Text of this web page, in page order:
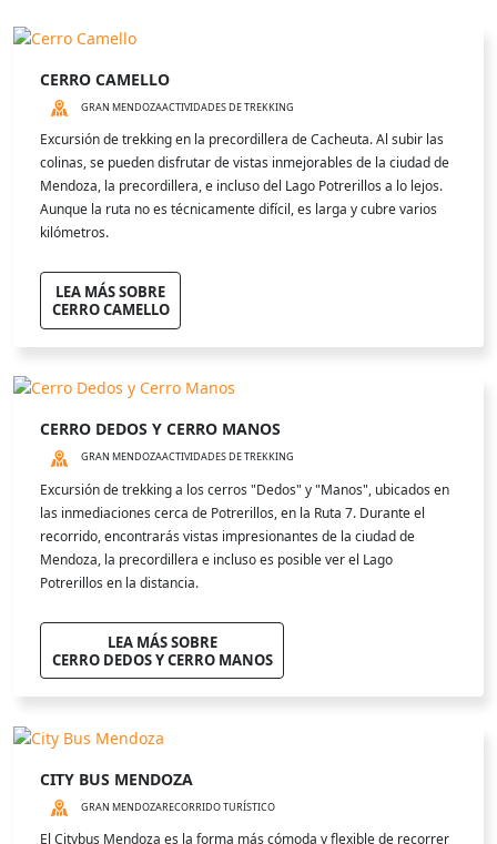
CERRO CAMELLO
GRAN MENDOZAACTIVIDADES DE TREKKING
Excursión de trekking en la precordillera de Cacheuta. Al subir las
colinas, se pueden disfrutar de vistas inmejorables de la ciudad de
Mendoza, la precordillera, e incluso del Lago Potrerillos a lo lejos.
Aunque la ruta no es técnicamente difícil, es larga y cubre varios
kilómetros.
LEA MÁS SOBRE
CERRO CAMELLO
CERRO DEDOS Y CERRO MANOS
GRAN MENDOZAACTIVIDADES DE TREKKING
Excursión de trekking a los cerros "Dedos" y "Manos", ubicados en
las inmediaciones cerca de Potrerillos, en la Ruta 7. Durante el
recorrido, encontrarás vistas impresionantes de la ciudad de
Mendoza, la precordillera e incluso es posible ver el Lago
Potrerillos en la distancia.
LEA MÁS SOBRE
CERRO DEDOS Y CERRO MANOS
CITY BUS MENDOZA
GRAN MENDOZARECORRIDO TURÍSTICO
El Citybus Mendoza es la forma más cómoda y flexible de recorrer